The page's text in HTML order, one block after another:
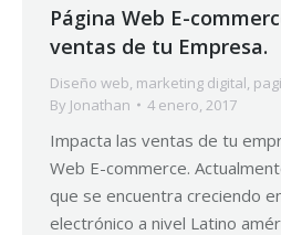
Página Web E-
ventas de tu Empresa.
Diseño web, marketing digital,
By Jonathan 4 enero, 2017
Impacta las ventas de tu
Web E-commerce.
que se encuentra creciendo
electrónico a nivel Latino